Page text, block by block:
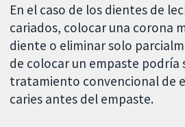
En el caso de los dientes de
cariados, colocar una corona
diente o eliminar solo
de colocar un empaste podría
tratamiento convencional de
caries antes del empaste.